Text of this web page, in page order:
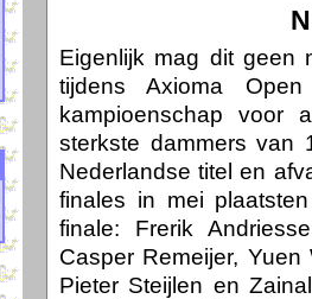
Eigenlijk mag dit geen
tijdens Axioma
kampioenschap voor
sterkste dammers
Nederlandse titel en
finales in mei
finale: Frerik
Casper Remeijer,
Pieter Steijlen en